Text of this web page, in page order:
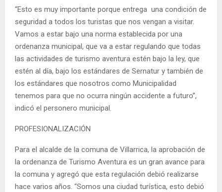
“Esto es muy importante porque entrega una condición de
seguridad a todos los turistas que nos vengan a visitar.
Vamos a estar bajo una norma establecida por una
ordenanza municipal, que va a estar regulando que todas
las actividades de turismo aventura estén bajo la ley, que
estén al día, bajo los estándares de Sernatur y también de
los estándares que nosotros como Municipalidad
tenemos para que no ocurra ningún accidente a futuro”,
indicó el personero municipal.
PROFESIONALIZACIÓN
Para el alcalde de la comuna de Villarrica, la aprobación de
la ordenanza de Turismo Aventura es un gran avance para
la comuna y agregó que esta regulación debió realizarse
hace varios años. “Somos una ciudad turística, esto debió